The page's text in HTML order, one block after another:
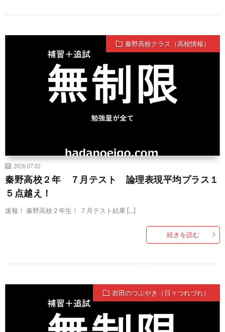
秦野高校クラス（高校情報）
2026.07.02
秦野高校２年 ７月テスト 論理表現平均プラス１
５点越え！
速報！ 秦野高校２年生！ ７月テスト結果 […]
続きを読む
岩田のつぶやき（日々つれづれ）